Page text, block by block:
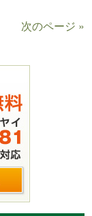
次のページ »